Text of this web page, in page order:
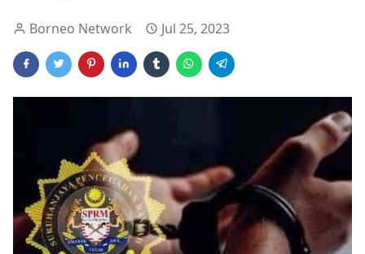
Borneo Network Jul 25, 2023